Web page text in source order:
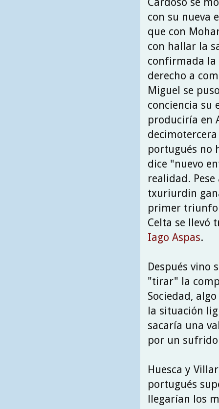
con su nueva
que con
con hallar la
confirmada la
derecho a
Miguel se
conciencia su
produciría en
portugués no
dice "nuevo
realidad.
txuriurdin
primer triunfo
Celta se llevó
Iago Aspas.
Después vino
"tirar" la
Sociedad,
la situación
sacaría una
por un sufrido
Huesca y
portugués
llegarían los